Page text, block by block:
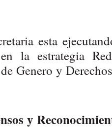
esta
la estrategia
Genero y
y